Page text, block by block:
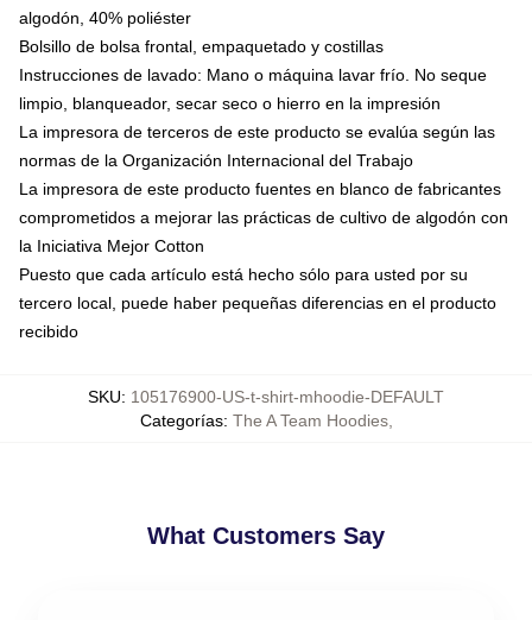
algodón, 40% poliéster
Bolsillo de bolsa frontal, empaquetado y costillas
Instrucciones de lavado: Mano o máquina lavar frío. No seque
limpio, blanqueador, secar seco o hierro en la impresión
La impresora de terceros de este producto se evalúa según las
normas de la Organización Internacional del Trabajo
La impresora de este producto fuentes en blanco de fabricantes
comprometidos a mejorar las prácticas de cultivo de algodón con
la Iniciativa Mejor Cotton
Puesto que cada artículo está hecho sólo para usted por su
tercero local, puede haber pequeñas diferencias en el producto
recibido
SKU: 105176900-US-t-shirt-mhoodie-DEFAULT
Categorías: The A Team Hoodies,
What Customers Say